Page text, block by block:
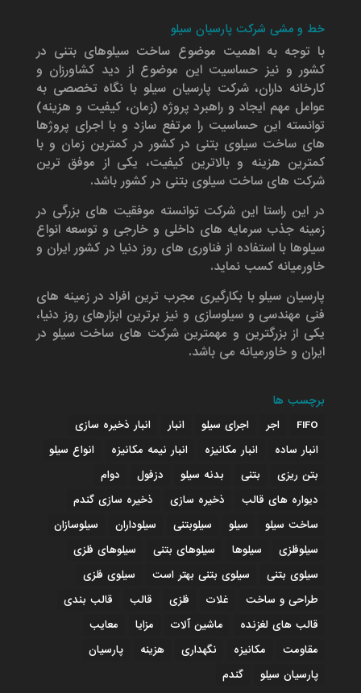
خط و مشی شرکت پارسیان سیلو
با توجه به اهمیت موضوع ساخت سیلوهای بتنی در
کشور و نیز حساسیت این موضوع از دید کشاورزان و
کارخانه داران، شرکت پارسیان سیلو با نگاه تخصصی به
عوامل مهم ایجاد و راهبرد پروژه (زمان، کیفیت و هزینه)
توانسته این حساسیت را مرتفع سازد و با اجرای پروژها
های ساخت سیلوی بتنی در کشور در کمترین زمان و با
کمترین هزینه و بالاترین کیفیت، یکی از موفق ترین
شرکت های ساخت سیلوی بتنی در کشور باشد.
در این راستا این شرکت توانسته موفقیت های بزرگی در
زمینه جذب سرمایه های داخلی و خارجی و توسعه انواع
سیلوها با استفاده از فناوری های روز دنیا در کشور ایران و
خاورمیانه کسب نماید.
پارسیان سیلو با بکارگیری مجرب ترین افراد در زمینه های
فنی مهندسی و سیلوسازی و نیز برترین ابزارهای روز دنیا،
یکی از بزرگترین و مهمترین شرکت های ساخت سیلو در
ایران و خاورمیانه می باشد.
برچسب ها
FIFO اجر اجرای سیلو انبار
انبار ذخیره سازی
انبار ساده
انبار مکانیزه انبار نیمه مکانیزه
انواع سیلو
بتن ریزی
بتنی بدنه سیلو دزفول
دوام
دیواره های قالب
ذخیره سازی
ذخیره سازی گندم
ساخت سیلو
سیلو سیلوبتنی سیلوداران
سیلوسازان
سیلوفلزی
سیلوها سیلوهای بتنی
سیلوهای فلزی
سیلوی بتنی
سیلوی بتنی بهتر است
سیلوی فلزی
طراحی و ساخت
غلات فلزی قالب
قالب بندی
قالب های لغزنده
ماشین آلات مزایا
معایب
مقاومت
مکانیزه نگهداری هزینه
پارسیان
پارسیان سیلو
گندم